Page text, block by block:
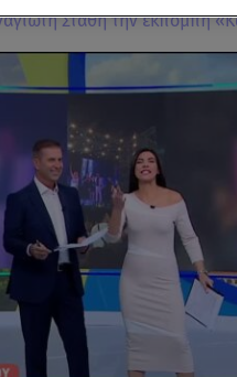
Στάθη την εκπομπή